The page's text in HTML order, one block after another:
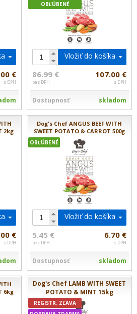
€
s DPH
OBĽÚBENÉ
Vložiť do košíka
86.99 €
bez DPH
107.00 €
s DPH
Dostupnosť skladom
2kg
€
s DPH
Dog's Chef ANGUS BEEF WITH
SWEET POTATO & CARROT 500g
OBĽÚBENÉ
Vložiť do košíka
5.45 €
bez DPH
6.70 €
s DPH
Dostupnosť skladom
6kg
Dog's Chef LAMB WITH SWEET
POTATO & MINT 15kg
REGISTR. ZĽAVA